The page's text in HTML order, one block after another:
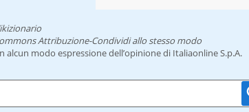
Attribuzione-Condividi allo stesso modo
modo espressione dell’opinione di Italiaonline S.p.A.